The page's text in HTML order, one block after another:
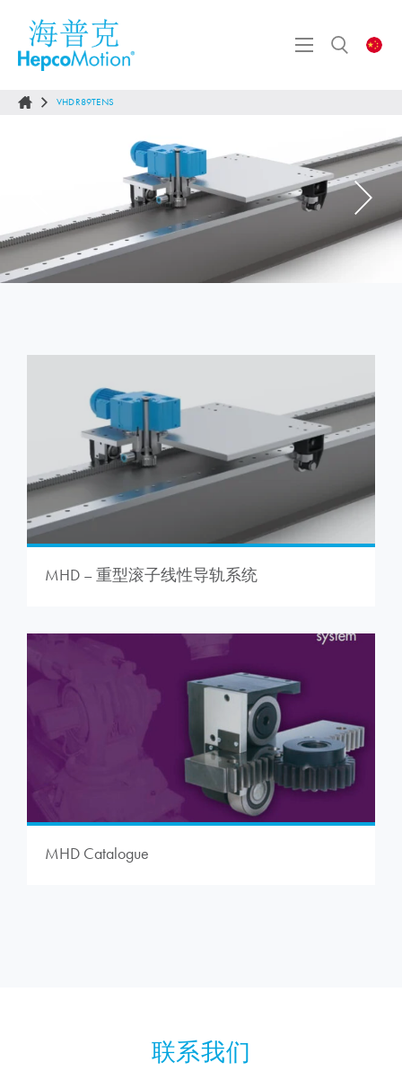
VHDR89TENS
MHD – 重型滚子线性导轨系统
MHD Catalogue